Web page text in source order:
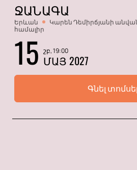
ՋԱՆԱԳԱ
Երևան
Կարեն Դեմիրճյանի
համալիր
15 շբ, 19:00
ՄԱՅ 2027
Գնել